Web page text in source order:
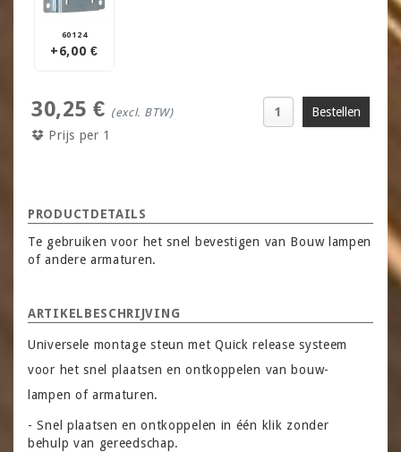
60124
+6,00 €
30,25 € (excl. BTW)
Prijs per 1
PRODUCTDETAILS
Te gebruiken voor het snel bevestigen van Bouw lampen
of andere armaturen.
ARTIKELBESCHRIJVING
Universele montage steun met Quick release systeem
voor het snel plaatsen en ontkoppelen van bouw-
lampen of armaturen.
- Snel plaatsen en ontkoppelen in één klik zonder
behulp van gereedschap.